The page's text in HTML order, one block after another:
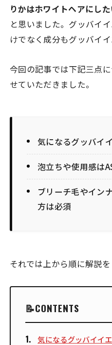
りかはホワイトヘアにし
と思いました。 グッバイ
けでなく成分もグッバイイ
今回の記事では下記三点
せていただきました。
気になるグッバイ
泡立ちや使用感は
ブリーチ毛やイン
方は必須
それでは上から順に解説を
CONTENTS
気になるグッバイイ